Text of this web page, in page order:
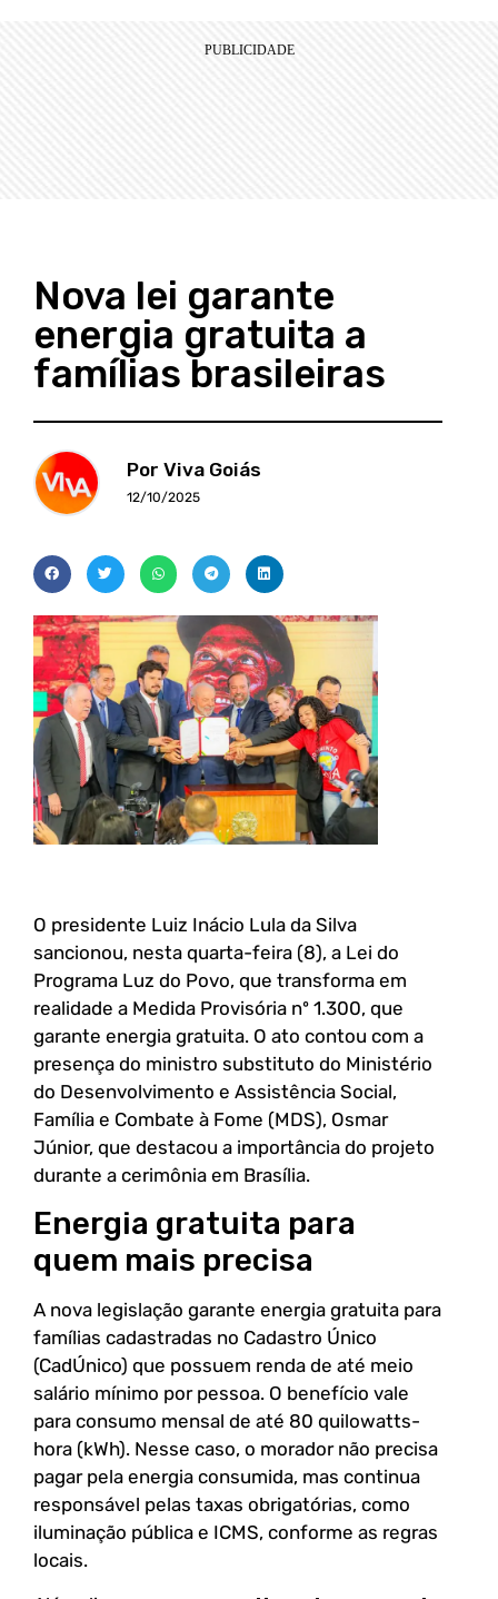
Nova lei garante
energia gratuita a
famílias brasileiras
Por Viva Goiás
12/10/2025
O presidente Luiz Inácio Lula da Silva
sancionou, nesta quarta-feira (8), a Lei do
Programa Luz do Povo, que transforma em
realidade a Medida Provisória nº 1.300, que
garante energia gratuita. O ato contou com a
presença do ministro substituto do Ministério
do Desenvolvimento e Assistência Social,
Família e Combate à Fome (MDS), Osmar
Júnior, que destacou a importância do projeto
durante a cerimônia em Brasília.
Energia gratuita para
quem mais precisa
A nova legislação garante energia gratuita para
famílias cadastradas no Cadastro Único
(CadÚnico) que possuem renda de até meio
salário mínimo por pessoa. O benefício vale
para consumo mensal de até 80 quilowatts-
hora (kWh). Nesse caso, o morador não precisa
pagar pela energia consumida, mas continua
responsável pelas taxas obrigatórias, como
iluminação pública e ICMS, conforme as regras
locais.